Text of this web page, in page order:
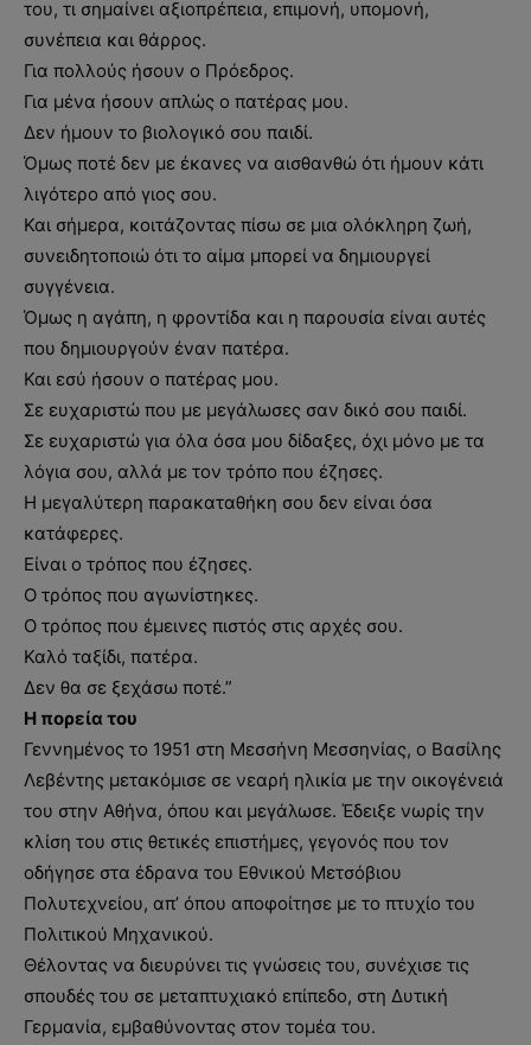
του, τι σημαίνει αξιοπρέπεια, επιμονή, υπομονή,
συνέπεια και θάρρος.
Για πολλούς ήσουν ο Πρόεδρος.
Για μένα ήσουν απλώς ο πατέρας μου.
Δεν ήμουν το βιολογικό σου παιδί.
Όμως ποτέ δεν με έκανες να αισθανθώ ότι ήμουν κάτι
λιγότερο από γιος σου.
Και σήμερα, κοιτάζοντας πίσω σε μια ολόκληρη ζωή,
συνειδητοποιώ ότι το αίμα μπορεί να δημιουργεί
συγγένεια.
Όμως η αγάπη, η φροντίδα και η παρουσία είναι αυτές
που δημιουργούν έναν πατέρα.
Και εσύ ήσουν ο πατέρας μου.
Σε ευχαριστώ που με μεγάλωσες σαν δικό σου παιδί.
Σε ευχαριστώ για όλα όσα μου δίδαξες, όχι μόνο με τα
λόγια σου, αλλά με τον τρόπο που έζησες.
Η μεγαλύτερη παρακαταθήκη σου δεν είναι όσα
κατάφερες.
Είναι ο τρόπος που έζησες.
Ο τρόπος που αγωνίστηκες.
Ο τρόπος που έμεινες πιστός στις αρχές σου.
Καλό ταξίδι, πατέρα.
Δεν θα σε ξεχάσω ποτέ.”
Η πορεία του
Γεννημένος το 1951 στη Μεσσήνη Μεσσηνίας, ο Βασίλης
Λεβέντης μετακόμισε σε νεαρή ηλικία με την οικογένειά
του στην Αθήνα, όπου και μεγάλωσε. Έδειξε νωρίς την
κλίση του στις θετικές επιστήμες, γεγονός που τον
οδήγησε στα έδρανα του Εθνικού Μετσόβιου
Πολυτεχνείου, απ’ όπου αποφοίτησε με το πτυχίο του
Πολιτικού Μηχανικού.
Θέλοντας να διευρύνει τις γνώσεις του, συνέχισε τις
σπουδές του σε μεταπτυχιακό επίπεδο, στη Δυτική
Γερμανία, εμβαθύνοντας στον τομέα του.